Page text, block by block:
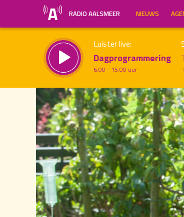
RADIO AALSMEER NIEUWS
Luister live:
Dagprogrammering
6.00 - 15.00 uur
20.00
Inklappen